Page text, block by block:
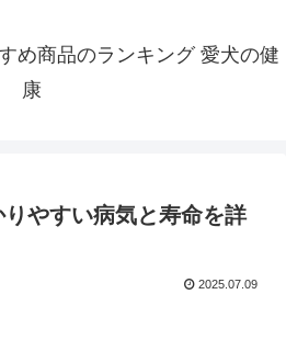
め商品のランキング 愛犬の健
康
やすい病気と寿命を詳
2025.07.09